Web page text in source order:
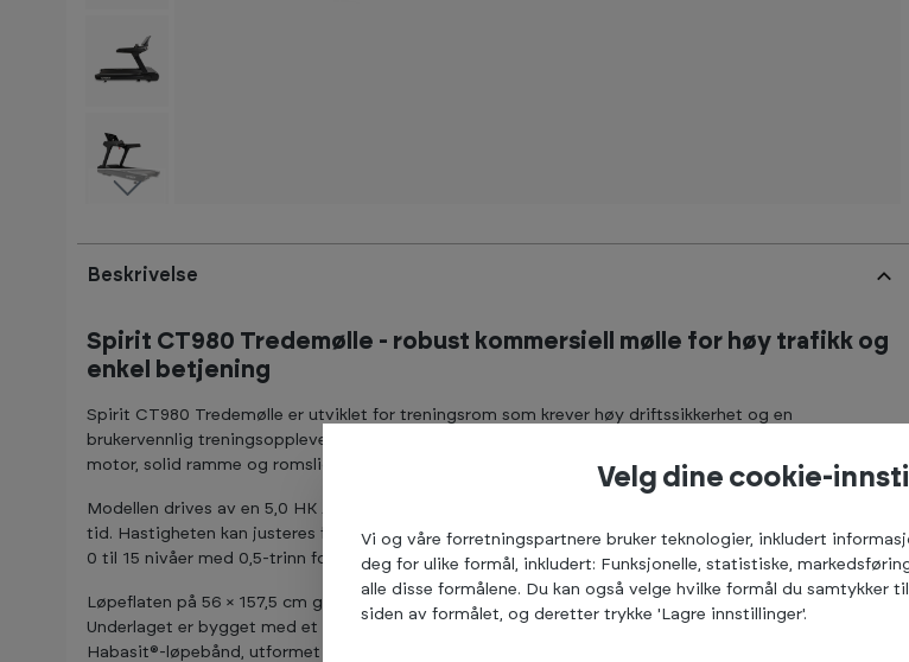
Beskrivelse
Spirit CT980 Tredemølle - robust kommersiell mølle for høy trafikk og
enkel betjening
Spirit CT980 Tredemølle er utviklet for treningsrom som krever høy driftssikkerhet og en
brukervennlig treningsopplevelse, dag etter dag. Dette er en kommersiell tredemølle med kraftig AC-
motor, solid ramme og romslig løpeflate, laget for alt fra rolige oppvarmingsøkter til harde intervaller.
Modellen drives av en 5,0 HK AC-motor (grade H-isolasjon) som er konstruert for jevn ytelse over
tid. Hastigheten kan justeres fra 0,8 km/t og opp til 20–24 km/t, og møllen har motorisert stigning fra
0 til 15 nivåer med 0,5-trinn for presis kontroll i motbakkeøkter, terskel og intervaller.
Løpeflaten på 56 × 157,5 cm gir god trygghet i steget, også for lengre løpere og ved høyere fart.
Underlaget er bygget med et 25 mm, dobbeltsidig phenolic-dekk (voksbehandlet) og et kommersielt
Habasit®-løpebånd, utformet for å redusere slitasje og bidra til lang levetid i miljøer med mange
Velg dine cookie-
Vi og våre forretningspartnere bruker teknologier, inkludert
deg for ulike formål, inkludert: Funksjonelle, statistiske,
alle disse formålene. Du kan også velge hvilke formål du samtykker
siden av formålet, og deretter trykke 'Lagre innstillinger'.